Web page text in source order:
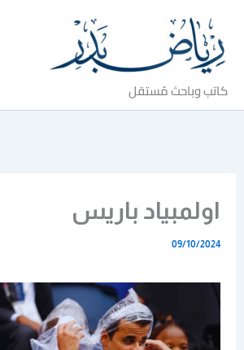
المحتوى
كاتب وباحث مُستقل
اولمبياد باريس
09/10/2024